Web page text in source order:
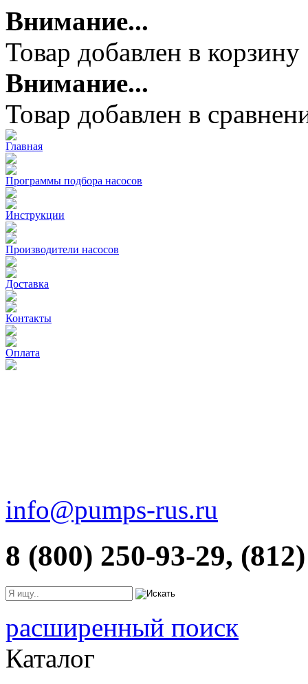
Внимание...
Товар добавлен в корзину
Внимание...
Товар добавлен в
Главная
Программы подбора насосов
Инструкции
Производители насосов
Доставка
Контакты
Оплата
info@pumps-rus.ru
8 (800) 250-93-29,
расширенный поиск
Каталог